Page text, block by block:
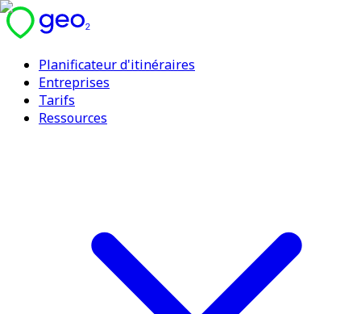
Planificateur d'itinéraires
Entreprises
Tarifs
Ressources